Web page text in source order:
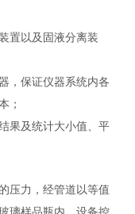
置以及固液分离装
，保证仪器系统内各
；
果及统计大小值、平
压力，经管道以等值